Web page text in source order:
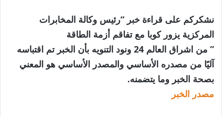
نشكركم على قراءة خبر “رئيس وكالة المخابرات
المركزية يزور كوبا مع تفاقم أزمة الطاقة
” من اشراق العالم 24 ونود التنويه بأن الخبر تم اقتباسه
آليًا من مصدره الأساسي والمصدر الأساسي هو المعني
بصحة الخبر وما يتضمنه.
مصدر الخبر